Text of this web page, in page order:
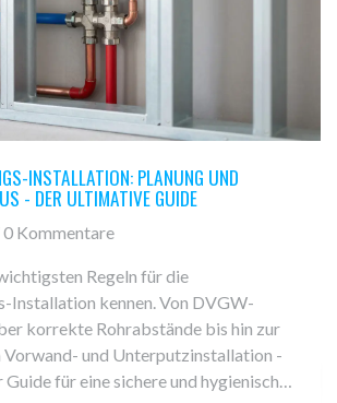
INSTALLATION: PLANUNG UND
- DER ULTIMATIVE GUIDE
Kommentare
Regeln für die
Installation kennen. Von DVGW-
korrekte Rohrabstände bis hin zur
Vorwand- und Unterputzinstallation -
Guide für eine sichere und hygienische